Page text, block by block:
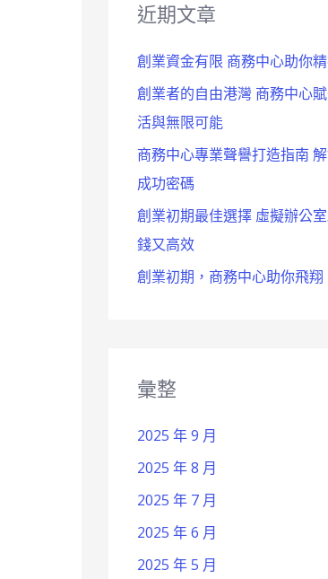
近期文章
創業資金有限 商務中心助你
創業者的自由港灣 商務中心
活與無限可能
商務中心專業聲譽打造指南
成功密碼
創業初期最佳選擇 虛擬辦公
錢又高效
創業初期，商務中心助你飛翔
彙整
2025 年 9 月
2025 年 8 月
2025 年 7 月
2025 年 6 月
2025 年 5 月